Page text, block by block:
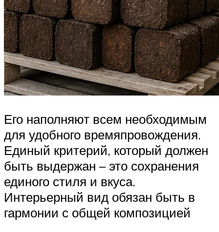
Его наполняют всем необходимым
для удобного времяпровождения.
Единый критерий, который должен
быть выдержан – это сохранения
единого стиля и вкуса.
Интерьерный вид обязан быть в
гармонии с общей композицией